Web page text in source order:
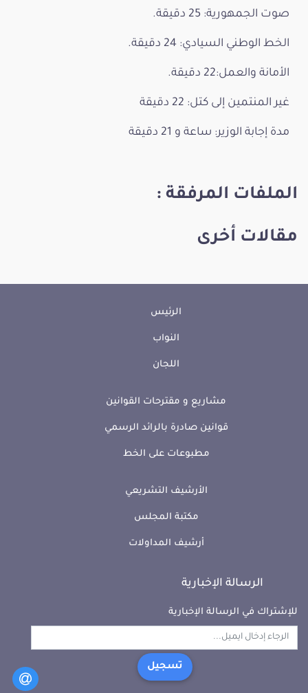
صوت الجمهورية: 25 دقيقة.
الخط الوطني السيادي: 24 دقيقة.
الأمانة والعمل:22 دقيقة.
غير المنتمين إلى كتل: 22 دقيقة
مدة إجابة الوزير: ساعة و 21 دقيقة
الملفات المرفقة :
مقالات أخرى
الرئيس
النواب
اللجان
مشاريع و مقترحات القوانين
قوانين صادرة بالرائد الرسمي
مطبوعات على الخط
الأرشيف التشريعي
مكتبة المجلس
أرشيف المداولات
الرسالة الإخبارية
للإشتراك في الرسالة الإخبارية
تسجيل